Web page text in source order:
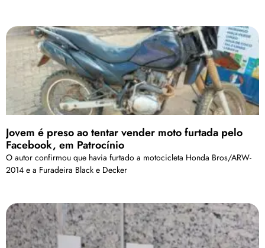
Jovem é preso ao tentar vender moto furtada pelo
Facebook, em Patrocínio
O autor confirmou que havia furtado a motocicleta Honda Bros/ARW-
2014 e a Furadeira Black e Decker